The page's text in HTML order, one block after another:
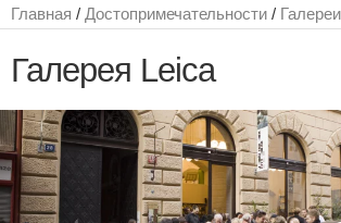
Главная / Достопримечательности / Галереи
Галерея Leica